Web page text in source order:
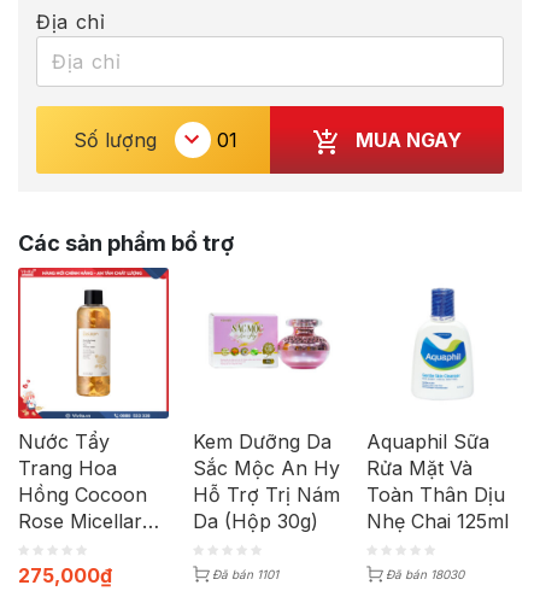
Địa chỉ
Số lượng MUA NGAY
Các sản phẩm bổ trợ
Nước Tẩy
Trang Hoa
Hồng Cocoon
Rose Micellar
Water | Chai
500ml
275,000₫
Kem Dưỡng Da
Sắc Mộc An Hy
Hỗ Trợ Trị Nám
Da (Hộp 30g)
Đã bán 1101
Aquaphil Sữa
Rửa Mặt Và
Toàn Thân Dịu
Nhẹ Chai 125ml
Đã bán 18030